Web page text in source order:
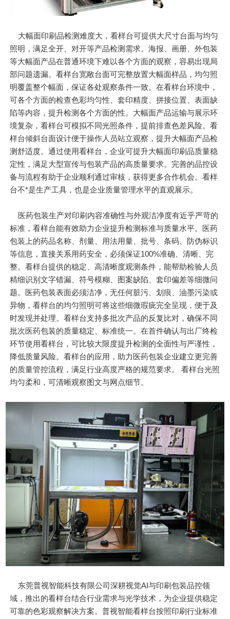
大幅面印刷品检测难度大，看样台可提供大尺寸台面与均匀
照明，满足全开、对开等产品检测需求。海报、画册、外包装
等大幅面产品在普通环境下难以各个方面的观察，容易出现局
部问题遗漏。看样台宽敞台面可完整放置大幅面样品，均匀照
明覆盖整个幅面，保证各处观察条件一致。在看样台环境中，
可各个方面的检查色彩均匀性、套印精度、拼接位置、表面缺
陷等内容，提升检测各个方面的性。大幅面产品运输与展示环
境复杂，看样台可模拟不同光照条件，提前排查色差风险。看
样台倾斜台面设计便于操作人员站立观察，提升大幅面产品检
测舒适度。通过使用看样台，企业可提升大幅面印刷品质量稳
定性，满足大型宣传与包装产品的高质量要求。完善的品控设
备与流程有助于企业顺利通过审核，获得更多合作机会。看样
台不*是生产工具，也是企业质量管理水平的直观展示。
医药包装生产对印刷内容准确性与外观洁净度有近乎严苛的
标准，看样台能有效助力企业提升检测标准与质量水平。医药
包装上的药品名称、剂量、用法用量、批号、条码、防伪标识
等信息，直接关系用药安全，必须保证100%准确、清晰、完
整。看样台提供的稳定、高清晰度观测条件，能帮助检验人员
精细识别文字错漏、符号模糊、图案缺陷、套印偏差等细微问
题。医药包装表面必须洁净，无任何脏污、划痕、油墨污染或
异物，看样台的均匀照明可将这些细微瑕疵完全呈现，便于及
时发现并处理。看样台支持多批次产品的反复比对，确保不同
批次医药包装的质量稳定、标准统一。在首件确认与出厂终检
环节使用看样台，可比较大限度提升检测的全面性与严谨性，
降低质量风险。看样台的应用，助力医药包装企业建立更完善
的质量管控流程，满足行业高度严格的规范要求。 看样台光照
均匀柔和，可清晰观察图文与网点细节。
东莞普视智能科技有限公司深耕视觉AI与印刷包装品控领
域，推出的看样台结合行业需求与光学技术，为企业提供稳定
可靠的色彩观察解决方案。普视智能看样台按照印刷行业标准